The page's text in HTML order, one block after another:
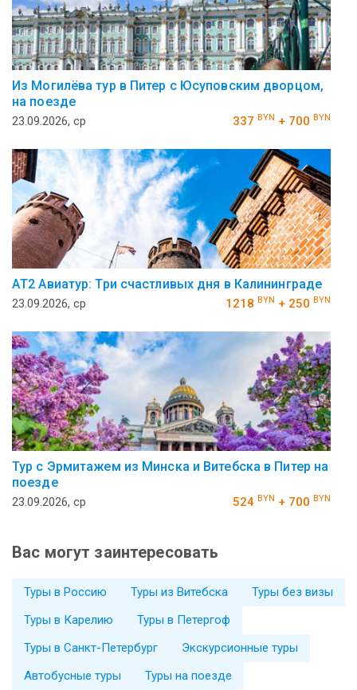
Из Могилёва тур в Питер с Юсуповским дворцом,
на поезде
23.09.2026, ср 337 BYN + 700 BYN
АT2 Авиатур: Три счастливых дня в Калининграде
23.09.2026, ср 1218 BYN + 250 BYN
Тур с Эрмитажем из Минска и Витебска в Питер на
поезде
23.09.2026, ср 524 BYN + 700 BYN
Вас могут заинтересовать
Туры в Россию Туры из Витебска
Туры без визы
Туры в Карелию
Туры в Петергоф
Туры в Санкт-Петербург
Экскурсионные туры
Автобусные туры
Туры на поезде